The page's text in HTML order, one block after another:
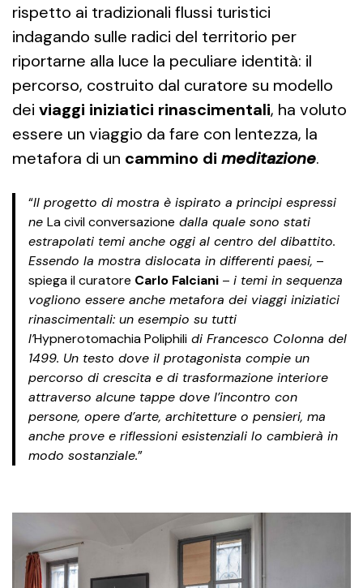
rispetto ai tradizionali flussi turistici
indagando sulle radici del territorio per
riportarne alla luce la peculiare identità: il
percorso, costruito dal curatore su modello
dei viaggi iniziatici rinascimentali, ha voluto
essere un viaggio da fare con lentezza, la
metafora di un cammino di meditazione.
“Il progetto di mostra è ispirato a principi espressi
ne La civil conversazione dalla quale sono stati
estrapolati temi anche oggi al centro del dibattito.
Essendo la mostra dislocata in differenti paesi, –
spiega il curatore Carlo Falciani – i temi in sequenza
vogliono essere anche metafora dei viaggi iniziatici
rinascimentali: un esempio su tutti
l’Hypnerotomachia Poliphili di Francesco Colonna del
1499. Un testo dove il protagonista compie un
percorso di crescita e di trasformazione interiore
attraverso alcune tappe dove l’incontro con
persone, opere d’arte, architetture o pensieri, ma
anche prove e riflessioni esistenziali lo cambierà in
modo sostanziale.”